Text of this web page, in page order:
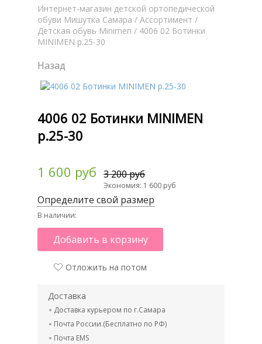
Интернет-магазин детской ортопедической
обуви Мишутка Самара / Aссортимент /
Детская обувь Minimen / 4006 02 Ботинки
MINIMEN р.25-30
Назад
4006 02 Ботинки MINIMEN
р.25-30
1 600 руб 3 200 руб
Экономия: 1 600 руб
Определите свой размер
В наличии:
Добавить в корзину
Отложить на потом
Доставка
Доставка курьером по г.Самара
Почта России.(Бесплатно по РФ)
Почта EMS